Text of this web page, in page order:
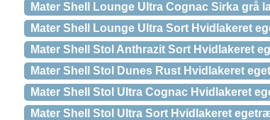
Mater Shell Lounge Ultra Cognac Sirka grå
Mater Shell Lounge Ultra Sort Hvidlakeret
Mater Shell Stol Anthrazit Sort Hvidlakeret
Mater Shell Stol Dunes Rust Hvidlakeret
Mater Shell Stol Ultra Cognac Hvidlakeret
Mater Shell Stol Ultra Sort Hvidlakeret